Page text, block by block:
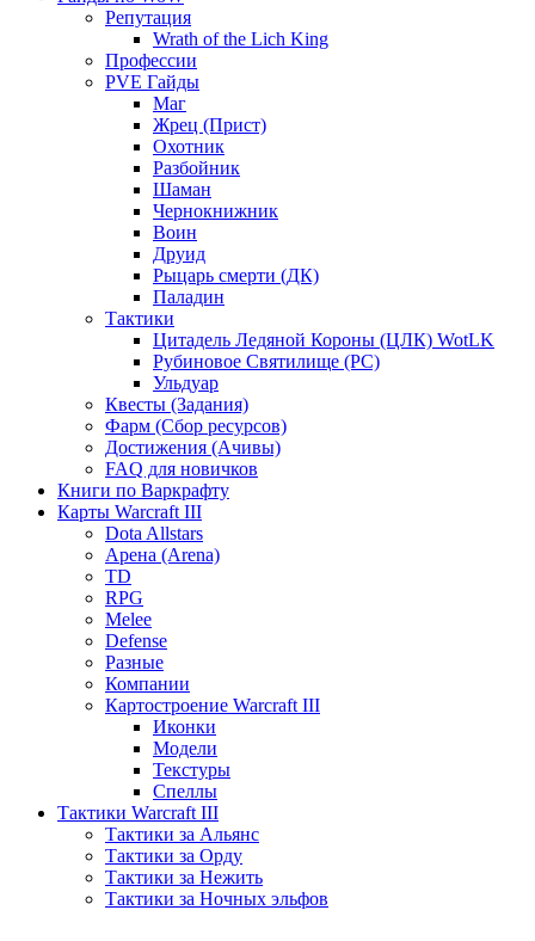
Репутация
Wrath of the Lich King
Профессии
PVE Гайды
Маг
Жрец (Прист)
Охотник
Разбойник
Шаман
Чернокнижник
Воин
Друид
Рыцарь смерти (ДК)
Паладин
Тактики
Цитадель Ледяной Короны (ЦЛК) WotLK
Рубиновое Святилище (РС)
Ульдуар
Квесты (Задания)
Фарм (Сбор ресурсов)
Достижения (Ачивы)
FAQ для новичков
Книги по Варкрафту
Карты Warcraft III
Dota Allstars
Арена (Arena)
TD
RPG
Melee
Defense
Разные
Компании
Картостроение Warcraft III
Иконки
Модели
Текстуры
Спеллы
Тактики Warcraft III
Тактики за Альянс
Тактики за Орду
Тактики за Нежить
Тактики за Ночных эльфов